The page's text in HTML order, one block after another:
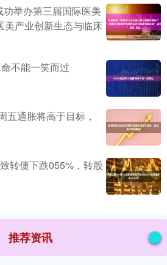
举办第三届国际医美
美产业创新生态与临床
不能一笑而过
五通胀将高于目标，
转债下跌055%，转股
推荐资讯